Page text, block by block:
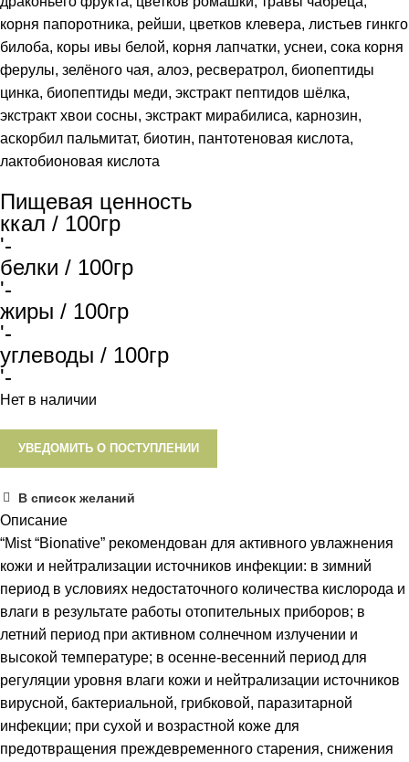
корня папоротника, рейши, цветков клевера, листьев гинкго
билоба, коры ивы белой, корня лапчатки, уснеи, сока корня
ферулы, зелёного чая, алоэ, ресвератрол, биопептиды
цинка, биопептиды меди, экстракт пептидов шёлка,
экстракт хвои сосны, экстракт мирабилиса, карнозин,
аскорбил пальмитат, биотин, пантотеновая кислота,
лактобионовая кислота
Пищевая ценность
ккал / 100гр
'-
белки / 100гр
'-
жиры / 100гр
'-
углеводы / 100гр
'-
Нет в наличии
УВЕДОМИТЬ О ПОСТУПЛЕНИИ
В список желаний
Описание
“Mist “Bionative” рекомендован для активного увлажнения
кожи и нейтрализации источников инфекции: в зимний
период в условиях недостаточного количества кислорода и
влаги в результате работы отопительных приборов; в
летний период при активном солнечном излучении и
высокой температуре; в осенне-весенний период для
регуляции уровня влаги кожи и нейтрализации источников
вирусной, бактериальной, грибковой, паразитарной
инфекции; при сухой и возрастной коже для
предотвращения преждевременного старения, снижения